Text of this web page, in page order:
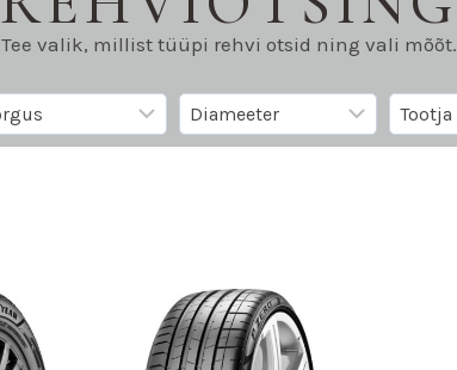
Tee valik, millist tüüpi rehvi otsid ning vali mõõt.